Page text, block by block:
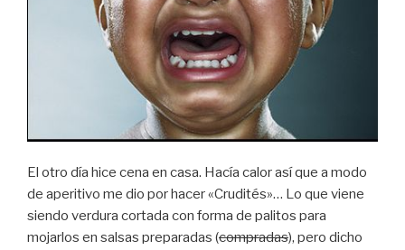
El otro día hice cena en casa. Hacía calor así que a modo
de aperitivo me dio por hacer «Crudités»… Lo que viene
siendo verdura cortada con forma de palitos para
mojarlos en salsas preparadas (compradas), pero dicho